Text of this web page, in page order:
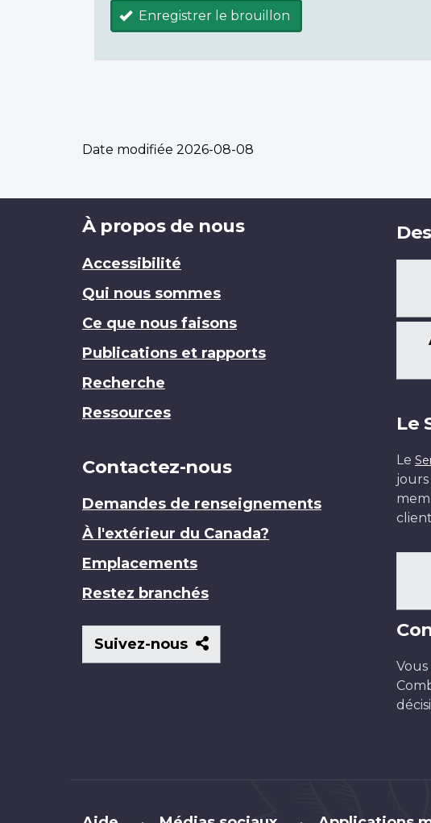
Enregistrer le brouillon
Date modifiée 2026-08-08
Brand
À propos de nous
Accessibilité
Qui nous sommes
Ce que nous faisons
Publications et rapports
Recherche
Ressources
Contactez-nous
Demandes de renseignements
À l'extérieur du Canada?
Emplacements
Restez branchés
Suivez-nous
Suivez-
nous
Le
Le
jours
Brand